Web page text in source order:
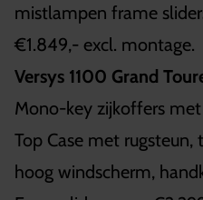
mistlampen frame
€1.849,- excl. montage.
Versys 1100 Grand
Mono-key zijkoffers
Top Case met
hoog windscherm,